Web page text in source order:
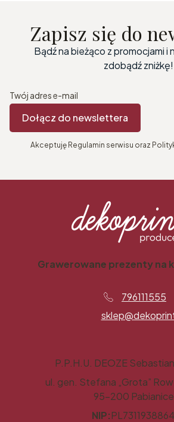
Zapisz się do
Bądź na bieżąco z promocjami i
zdobądź zniżkę!
Twój adres e-mail
Dołącz do newslettera
Akceptuję Regulamin serwisu oraz
Grawerowane prezenty na
796111555
P.P.H.U. DEOZE
ul. gen. Stefana „Grota”
95-200 Pabianice
NIP:PL7311938864